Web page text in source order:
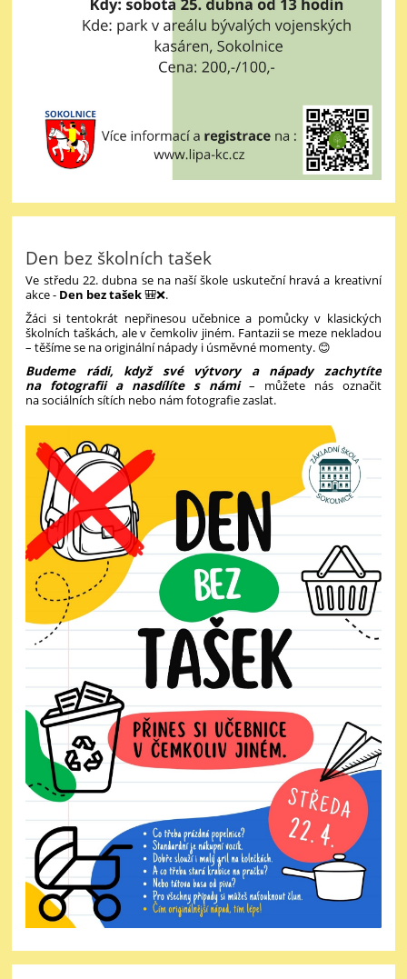
Den bez školních tašek
Ve středu 22. dubna se na naší škole uskuteční hravá a kreativní
akce - Den bez tašek🎒❌.
Žáci si tentokrát nepřinesou učebnice a pomůcky v klasických
školních taškách, ale v čemkoliv jiném. Fantazii se meze nekladou
– těšíme se na originální nápady i úsměvné momenty. 😊
Budeme rádi, když své výtvory a nápady zachytíte
na fotografii a nasdílíte s námi– můžete nás označit
na sociálních sítích nebo nám fotografie zaslat.